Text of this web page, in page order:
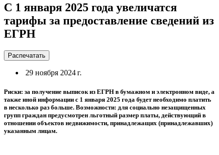
С 1 января 2025 года увеличатся
тарифы за предоставление сведений из
ЕГРН
Распечатать
29 ноября 2024 г.
Риски: за получение выписок из ЕГРН в бумажном и электронном виде, а
также иной информации с 1 января 2025 года будет необходимо платить
в несколько раз больше. Возможности: для социально незащищенных
групп граждан предусмотрен льготный размер платы, действующий в
отношении объектов недвижимости, принадлежащих (принадлежавших)
указанным лицам.